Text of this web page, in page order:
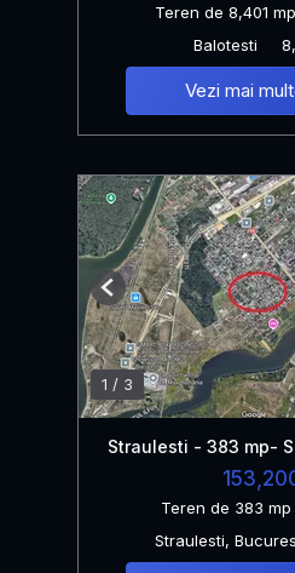
Teren de 8,401
Balotesti
Vezi mai
1 / 3
Previous
Straulesti - 383 mp-
Teren de 383
Straulesti,